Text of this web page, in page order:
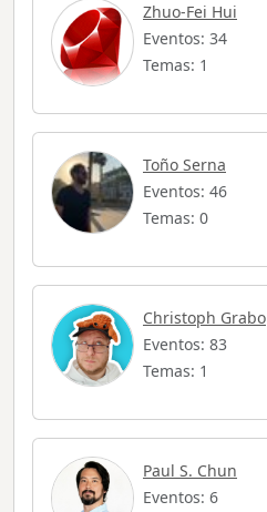
Zhuo-Fei Hui
Eventos: 34
Temas: 1
Toño Serna
Eventos: 46
Temas: 0
Christoph Grabo
Eventos: 83
Temas: 1
Paul S. Chun
Eventos: 6